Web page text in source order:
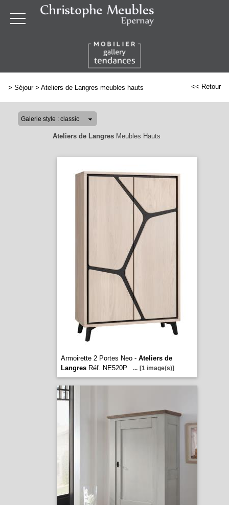
> Séjour> Ateliers de Langres meubles hauts << Retour
Ateliers de LangresMeubles Hauts
Armoirette 2 Portes Neo - Ateliers de
LangresRéf. NE520P ... [1 image(s)]